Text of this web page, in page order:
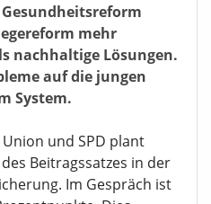
mehr
nachhaltige Lösungen.
auf die jungen
System.
und SPD plant
Beitragssatzes in der
Im Gespräch ist